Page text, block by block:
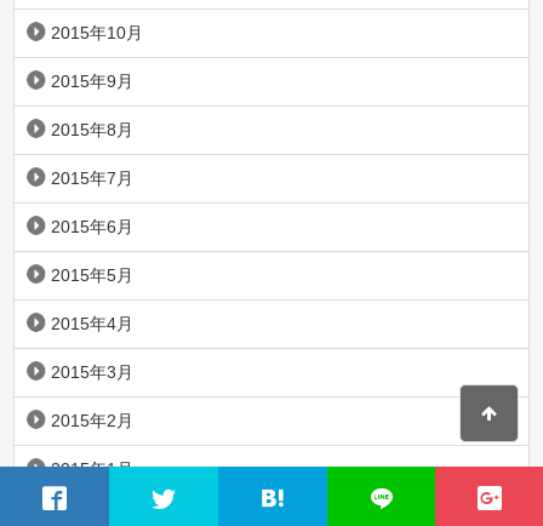
2015年10月
2015年9月
2015年8月
2015年7月
2015年6月
2015年5月
2015年4月
2015年3月
2015年2月
2015年1月